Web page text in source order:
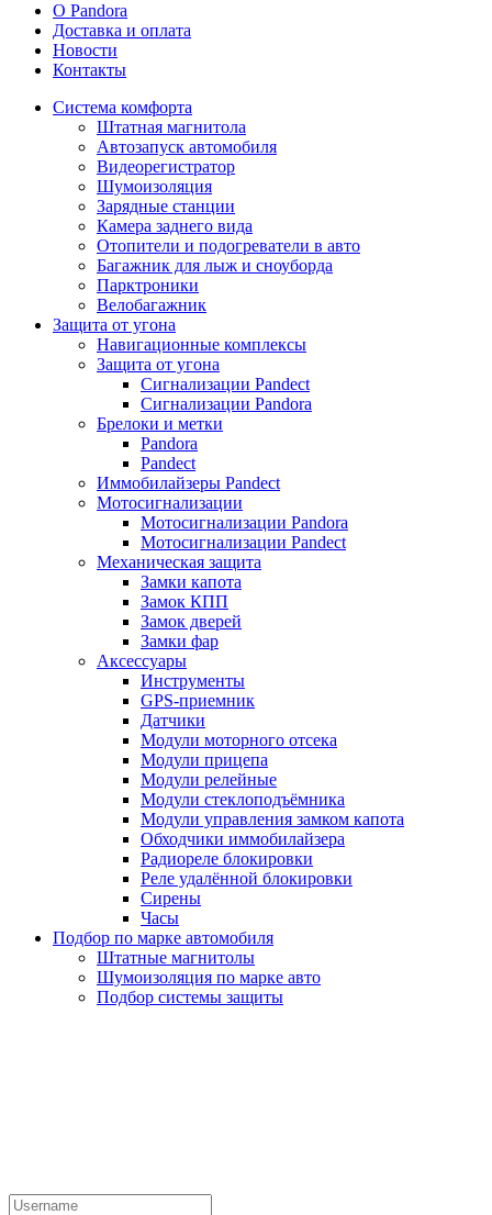
O Pandora
Доставка и оплата
Новости
Контакты
Система комфорта
Штатная магнитола
Автозапуск автомобиля
Видеорегистратор
Шумоизоляция
Зарядные станции
Камера заднего вида
Отопители и подогреватели в авто
Багажник для лыж и сноуборда
Парктроники
Велобагажник
Защита от угона
Навигационные комплексы
Защита от угона
Сигнализации Pandect
Сигнализации Pandora
Брелоки и метки
Pandora
Pandect
Иммобилайзеры Pandect
Мотосигнализации
Мотосигнализации Pandora
Мотосигнализации Pandect
Механическая защита
Замки капота
Замок КПП
Замок дверей
Замки фар
Аксессуары
Инструменты
GPS-приемник
Датчики
Модули моторного отсека
Модули прицепа
Модули релейные
Модули стеклоподъёмника
Модули управления замком капота
Обходчики иммобилайзера
Радиореле блокировки
Реле удалённой блокировки
Сирены
Часы
Подбор по марке автомобиля
Штатные магнитолы
Шумоизоляция по марке авто
Подбор системы защиты